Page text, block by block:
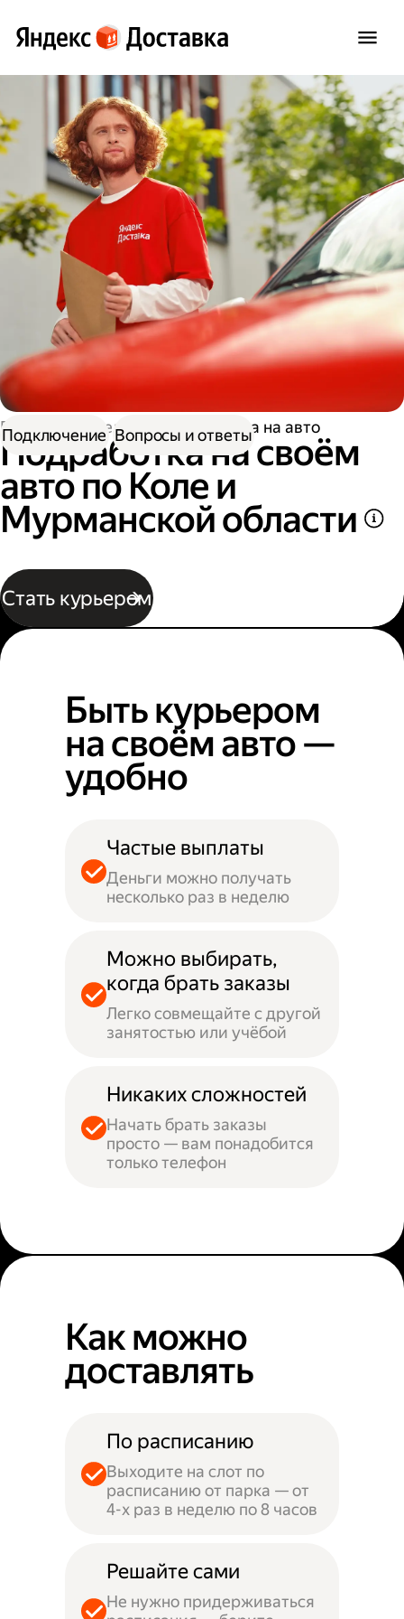
Работа водителем Подработка на авто
Подработка на своём
авто по Коле и
Мурманской области
Стать курьером
Подключение Вопросы и ответы
Быть курьером
на своём авто —
удобно
Частые выплаты
Деньги можно получать
несколько раз в неделю
Можно выбирать,
когда брать заказы
Легко совмещайте с другой
занятостью или учёбой
Никаких сложностей
Начать брать заказы
просто — вам понадобится
только телефон
Как можно
доставлять
По расписанию
Выходите на слот по
расписанию от парка — от
4-х раз в неделю по 8 часов
Решайте сами
Не нужно придерживаться